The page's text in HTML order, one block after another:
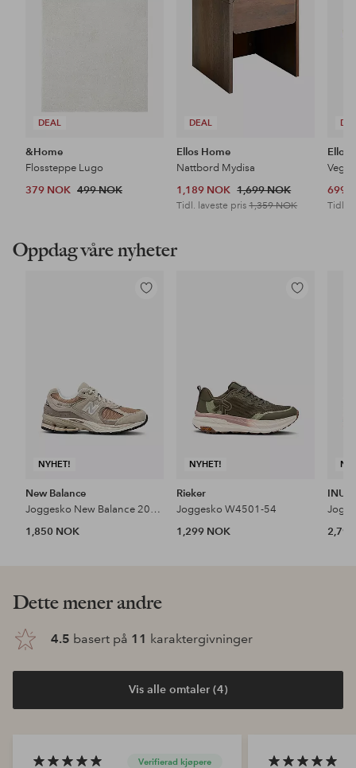
DEAL
&Home
Flossteppe Lugo
379 NOK 499 NOK
DEAL
Ellos Home
Nattbord Mydisa
1,189 NOK 1,699 NOK
Tidl. laveste pris1,359 NOK
Ellos
699
Tidl.
Oppdag våre nyheter
NYHET!
Legg
New Balance
Joggesko New Balance 2002r
1,850 NOK
NYHET!
Legg
Rieker
Joggesko W4501-54
1,299 NOK
Dette mener andre
4.5 basert på 11 karaktergivninger
Vis alle omtaler (4)
Verifierad kjøpere